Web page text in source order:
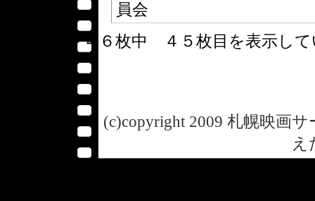
員会
４６枚中 ４５枚目を表示し
(c)copyright 2009 札幌映画
え